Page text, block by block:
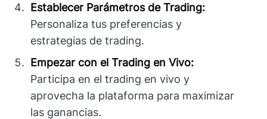
Establecer Parámetros de Trading:
Personaliza tus preferencias y
estrategias de trading.
Empezar con el Trading en Vivo:
Participa en el trading en vivo y
aprovecha la plataforma para maximizar
las ganancias.